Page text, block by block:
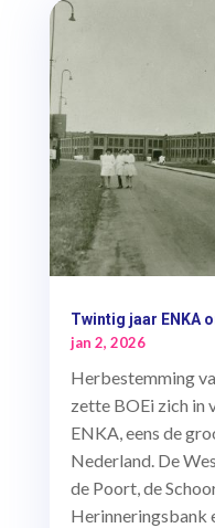
Twintig jaar ENKA
jan 2, 2026
Herbestemming
zette BOEi zich in
ENKA, eens de
Nederland. De
de Poort, de
Herinneringsbank